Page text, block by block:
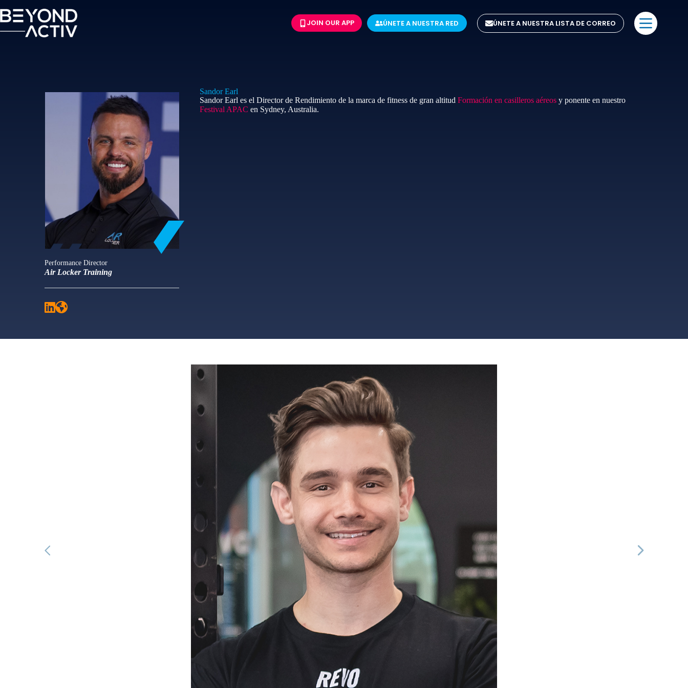
JOIN OUR APP ÚNETE A NUESTRA RED ÚNETE A NUESTRA LISTA DE CORREO
Performance Director
Air Locker Training
Sandor Earl
Sandor Earl es el Director de Rendimiento de la marca de fitness de gran altitud Formación en casilleros aéreosy ponente en nuestro
Festival APAC en Sydney, Australia.